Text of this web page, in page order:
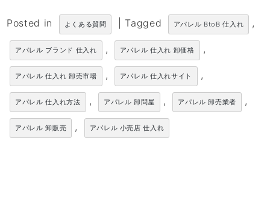
Posted in よくある質問 Tagged アパレル BtoB 仕入れ ,
アパレル ブランド 仕入れ , アパレル 仕入れ 卸価格 ,
アパレル 仕入れ 卸売市場 , アパレル 仕入れサイト ,
アパレル 仕入れ方法 , アパレル 卸問屋 , アパレル 卸売業者 ,
アパレル 卸販売 , アパレル 小売店 仕入れ